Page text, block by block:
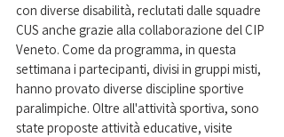
con diverse disabilità, reclutati dalle squadre
CUS anche grazie alla collaborazione del CIP
Veneto. Come da programma, in questa
settimana i partecipanti, divisi in gruppi misti,
hanno provato diverse discipline sportive
paralimpiche. Oltre all'attività sportiva, sono
state proposte attività educative, visite